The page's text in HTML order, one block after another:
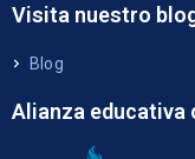
Visita nuestro
Blog
Alianza educativa